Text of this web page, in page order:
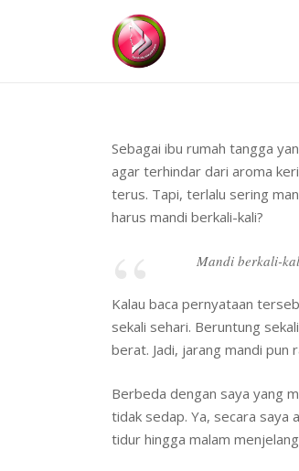
Sebagai ibu rumah tangga
agar terhindar dari aroma
terus. Tapi, terlalu sering
harus mandi berkali-kali?
Mandi berkali-
Kalau baca pernyataan
sekali sehari. Beruntung
berat. Jadi, jarang mandi pun
Berbeda dengan saya yang
tidak sedap. Ya, secara saya
tidur hingga malam